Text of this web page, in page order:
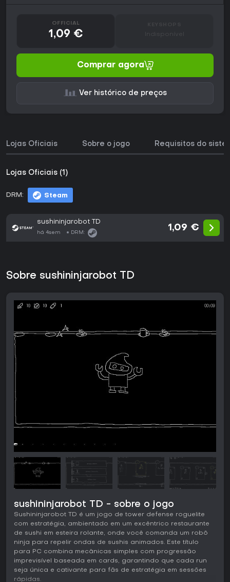
OFFICIAL
1,09 € Indisponível
Comprar agora
Ver histórico de preços
Lojas Oficiais Sobre o jogo Requisitos do
Lojas Oficiais (1)
DRM: Steam
sushininjarobot TD
há 4sem DRM:
1,09 €
Sobre sushininjarobot TD
sushininjarobot TD - sobre o jogo
Sushininjarobot TD é um jogo de tower defense roguelite
com estratégia, ambientado em um excêntrico restaurante
de sushi em esteira rolante, onde você comanda um robô
ninja para repelir ondas de sushis animados. Este título
para PC combina mecânicas simples com progressão
imprevisível baseada em cards, garantindo que cada run
seja única e cativante para fãs de estratégia em sessões
rápidas.